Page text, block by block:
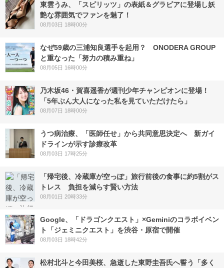
東雲うみ、「スピリッツ」の表紙＆グラビアに登場し妖
艶な雰囲気でファンを魅了！
08月03日 18時00分
なぜ59歳の三浦知良選手を起用？ ONODERA GROUP
と重なった「努力の積み重ね」
08月05日 16時00分
乃木坂46・賀喜遥香が週刊少年チャンピオンに登場！
「5年ぶん大人になった私を見ていただけたら」
08月07日 18時00分
うつ病治療、「医師任せ」から共同意思決定へ 新ガイ
ドラインが示す診療改革
08月03日 17時25分
「帰宅後、冷蔵庫が空っぽ」旅行前後の食事に約5割がス
トレス 負担を減らす賢い方法
08月01日 20時33分
Google、「ドラゴンクエスト」×Geminiのコラボイベン
ト「ジェミニクエスト」を渋谷・原宿で開催
08月03日 18時42分
松村北斗と今田美桜、急逝した東野圭吾氏へ誓う「多く